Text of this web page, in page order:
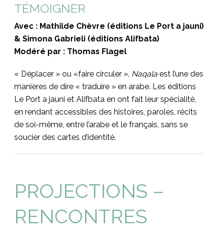
TÉMOIGNER
Avec : Mathilde Chèvre (éditions Le Port a jauni)
& Simona Gabrieli (éditions Alifbata)
Modéré par : Thomas Flagel
« Déplacer » ou «faire circuler », Naqala est l’une des
manières de dire « traduire » en arabe. Les éditions
Le Port a jauni et Alifbata en ont fait leur spécialité,
en rendant accessibles des histoires, paroles, récits
de soi-même, entre l’arabe et le français, sans se
soucier des cartes d’identité.
PROJECTIONS –
RENCONTRES